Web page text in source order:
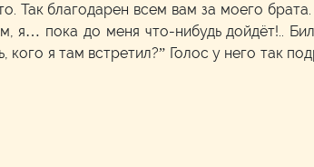
Так благодарен всем вам за моего
я… пока до меня что-нибудь дойдёт!..
я там встретил?” Голос у него так